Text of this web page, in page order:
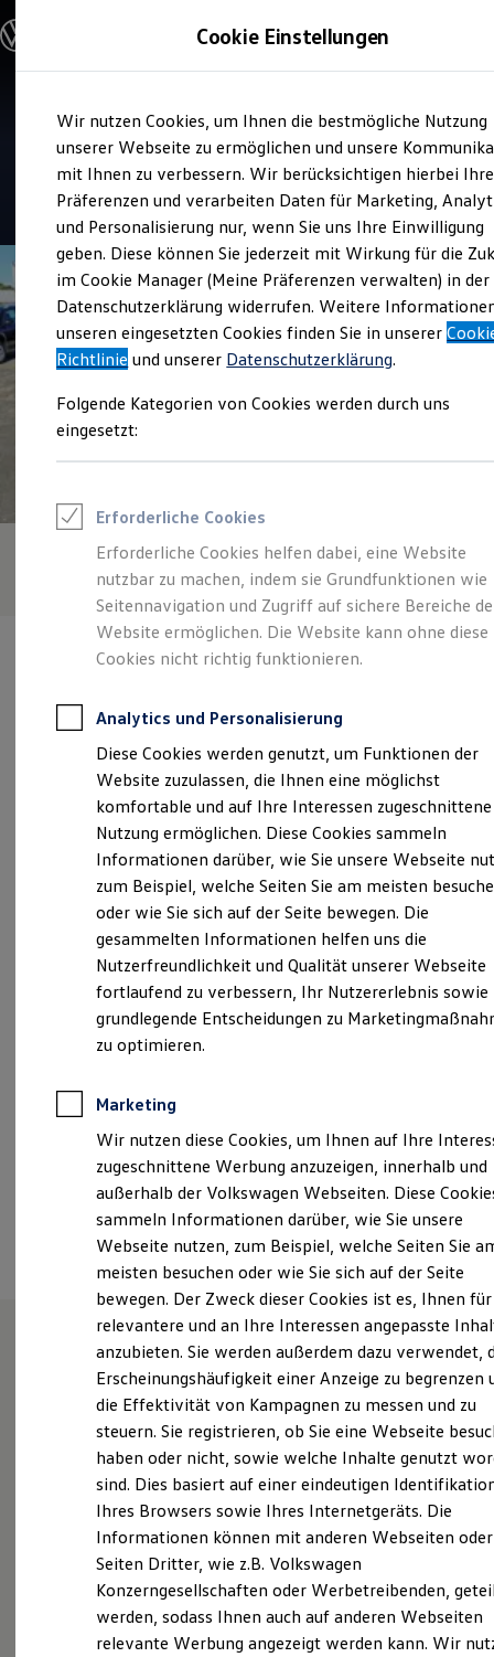
Hauptinhalt
springen
Footer
springen
Modelle & Konfigurator
Nutzfahrzeugkategorien entdecken
Modelle konfigurieren
Vorgängermodelle und Oldtimer
Vorgängermodelle
Oldtimer
Bulli Historie
Branchenlösungen & Gewerbekunden
Umbaulösungen und Hersteller finden
Auf- und Umbauten entdecken & konfigurieren
Groß- und Sonderkunden
Großkunden
Kommunen & Behörden
Journalisten
Sportvereine
Branchenlösungen
Gewerbliche Personenbeförderung
Service & mobile Werkstätten
Kühlfahrzeuge
ONE Business ID Vorteile
Fahrzeugsuche & Marktplatz
Fahrzeugsuche
Fahrzeuge online kaufen
Digitaler Marktplatz
Kauf & Finanzierung
Online-Fahrzeugbewertung
Aktionen & Angebote
Für Gewerbekunden
Profi Paket
TopDeal
Gebrauchtwagen
ProfiPartner für Gebrauchtwagen
Zertifizierte Gebrauchtwagen
Finanzierung
Für Privatkunden
Für Gewerbekunden
Leasing
Für Privatkunden
Für Gewerbekunden
Versicherungen & Garantien
Garantien
Kfz-Versicherung für Nutzfahrzeuge
Restschuldversicherung
Wartungsverträge
Besitzer & Service
Sommer-Special
Reparatur, Pflege & Inspektion
Servicetermin anfragen
Service-Vorteile bei Volkswagen Nutzfahrzeuge
Economy Service
Räder & Reifen Service
Ersatzfahrzeuge
Notdienst und Pannenhilfe
Software, Konnektivität & Apps
California App
VW Connect für Ihren ID. Buzz
VW Connect für Ihren Transporter/Caravelle
VW Connect für Ihren Amarok
VW Connect für andere Modelle
Connect Pro
Fleet Interface Data
Multistop Pathfinder
Übersicht Software Updates
Hilfreiches für Besitzer
Fahrerassistenz- und Sicherheitssysteme
Kontrollleuchten
Kurzfahrprofile und Ölverdünnung
Batterieverordnung
XTL-Dieselkraftstoff
Ersatzteile und Betriebsflüssigkeiten
Original Zubehör und Lifestyle Produkte
Service
Autohaus Schröer
4.8| 16 Bewertungen
Verantwortlich für die Inhalte auf dieser Seite ist die Autohaus
Schröer GmbH ( Impressum & Rechtliches)
Industriestraße 1, 49584 Fürstenau
info@autohaus-schroeer.de
+49 5901 93930
Montag-Freitag 07:30-17:00 Uhr
Samstag
09:00 -12:00 Uhr
Ansprechpartner
Termin vereinbaren
Unsere Leistungenim
Überblick
Service
Aktuelle Highlights
und Angebote
Cookie Einstellungen
Wir nutzen Cookies, um Ihnen die bestmögliche Nutzung
unserer Webseite zu ermöglichen und unsere
mit Ihnen zu verbessern. Wir berücksichtigen hierbei Ihre
Präferenzen und verarbeiten Daten für Marketing,
und Personalisierung nur, wenn Sie uns Ihre Einwilligung
geben. Diese können Sie jederzeit mit Wirkung für die
im Cookie Manager (Meine Präferenzen verwalten) in der
Datenschutzerklärung widerrufen. Weitere
unseren eingesetzten Cookies finden Sie in unserer
Richtlinie und unserer Datenschutzerklärung.
Folgende Kategorien von Cookies werden durch uns
eingesetzt:
Erforderliche Cookies
Erforderliche Cookies helfen dabei, eine Website
nutzbar zu machen, indem sie Grundfunktionen wie
Seitennavigation und Zugriff auf sichere Bereiche
Website ermöglichen. Die Website kann ohne diese
Cookies nicht richtig funktionieren.
Analytics und Personalisierung
Diese Cookies werden genutzt, um Funktionen der
Website zuzulassen, die Ihnen eine möglichst
komfortable und auf Ihre Interessen zugeschnittene
Nutzung ermöglichen. Diese Cookies sammeln
Informationen darüber, wie Sie unsere Webseite
zum Beispiel, welche Seiten Sie am meisten
oder wie Sie sich auf der Seite bewegen. Die
gesammelten Informationen helfen uns die
Nutzerfreundlichkeit und Qualität unserer Webseite
fortlaufend zu verbessern, Ihr Nutzererlebnis sowie
grundlegende Entscheidungen zu
zu optimieren.
Marketing
Wir nutzen diese Cookies, um Ihnen auf Ihre
zugeschnittene Werbung anzuzeigen, innerhalb und
außerhalb der Volkswagen Webseiten. Diese
sammeln Informationen darüber, wie Sie unsere
Webseite nutzen, zum Beispiel, welche Seiten Sie
meisten besuchen oder wie Sie sich auf der Seite
bewegen. Der Zweck dieser Cookies ist es, Ihnen für
relevantere und an Ihre Interessen angepasste
anzubieten. Sie werden außerdem dazu verwendet,
Erscheinungshäufigkeit einer Anzeige zu begrenzen
die Effektivität von Kampagnen zu messen und zu
steuern. Sie registrieren, ob Sie eine Webseite
haben oder nicht, sowie welche Inhalte genutzt
sind. Dies basiert auf einer eindeutigen
Ihres Browsers sowie Ihres Internetgeräts. Die
Informationen können mit anderen Webseiten oder
Seiten Dritter, wie z.B. Volkswagen
Konzerngesellschaften oder Werbetreibenden,
werden, sodass Ihnen auch auf anderen Webseiten
relevante Werbung angezeigt werden kann. Wir